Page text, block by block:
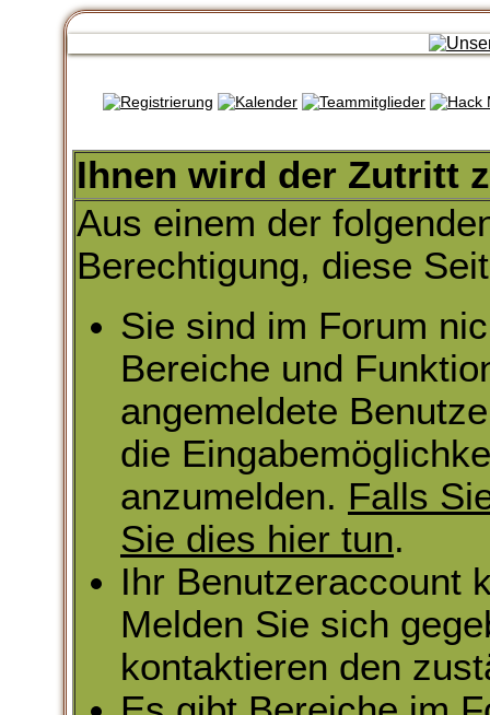
Ihnen wird der Zutritt
Aus einem der
Berechtigung, diese
Sie sind im Forum
Bereiche und
angemeldete
die
anzumelden. Falls
Sie dies hier tun.
Ihr Benutzeraccount
Melden Sie sich
kontaktieren den